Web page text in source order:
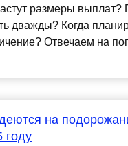
размеры выплат?
дважды? Когда
Отвечаем на
на
году